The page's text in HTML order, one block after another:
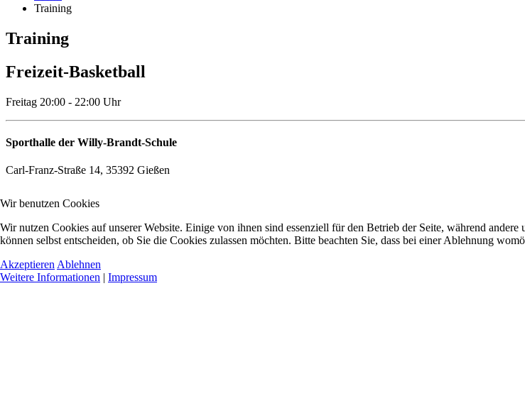
Training
Training
Freizeit-Basketball
Freitag 20:00 - 22:00 Uhr
Sporthalle der Willy-Brandt-Schule
Carl-Franz-Straße 14, 35392 Gießen
Wir benutzen Cookies
Wir nutzen Cookies auf unserer Website. Einige von ihnen sind essenziell für den Betrieb der Seite, während
können selbst entscheiden, ob Sie die Cookies zulassen möchten. Bitte beachten Sie, dass bei einer Ablehnung
Akzeptieren Ablehnen
Weitere Informationen | Impressum